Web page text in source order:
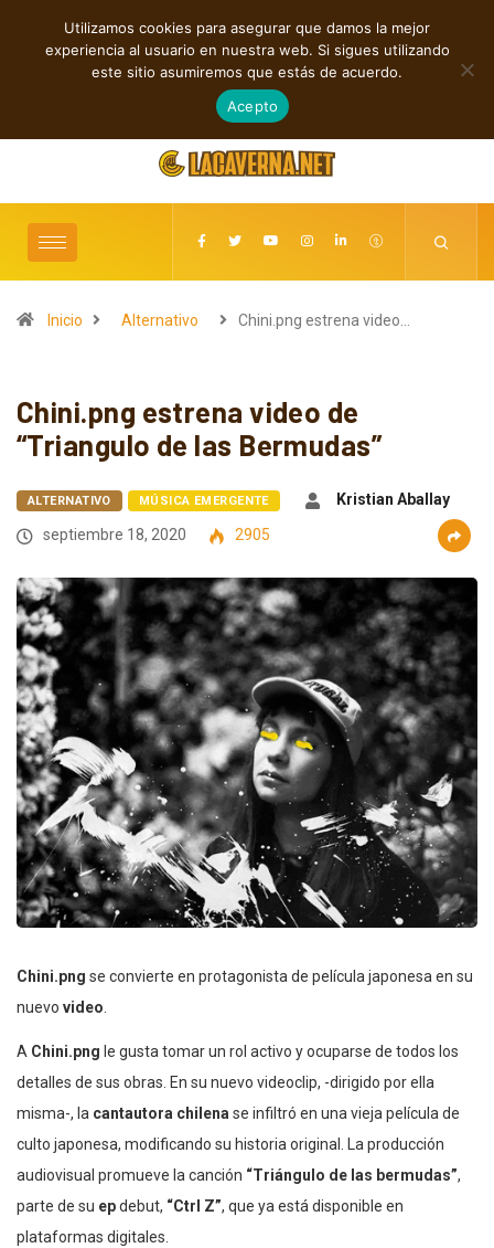
TENDENCIAS
Shaven Primates: Un estallido de Hard Rock contra el control digital
agosto 8, 2026
Inicio Alternativo Chini.png estrena video…
Chini.png estrena video de
“Triangulo de las Bermudas”
ALTERNATIVO MÚSICA EMERGENTE
Kristian Aballay
septiembre 18, 2020
2905
Chini.png se convierte en protagonista de película japonesa en su
nuevo video
A Chini.png le gusta tomar un rol activo y ocuparse de todos los
detalles de sus obras. En su nuevo videoclip, -dirigido por ella
misma-, la cantautora chilena se infiltró en una vieja película de
culto japonesa, modificando su historia original. La producción
audiovisual promueve la canción “Triángulo de las bermudas”,
parte de su epdebut, “Ctrl Z”, que ya está disponible en
plataformas digitales.
Utilizamos cookies para asegurar que damos la mejor
experiencia al usuario en nuestra web. Si sigues utilizando
este sitio asumiremos que estás de acuerdo.
Acepto